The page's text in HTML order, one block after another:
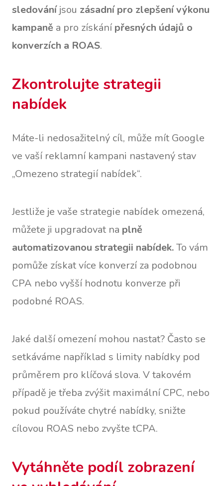
sledováníjsou zásadní pro zlepšení výkonu
kampaně a pro získání přesných údajů o
konverzích a ROAS.
Zkontrolujte strategii
nabídek
Máte-li nedosažitelný cíl, může mít Google
ve vaší reklamní kampani nastavený stav
„Omezeno strategií nabídek“.
Jestliže je vaše strategie nabídek omezená,
můžete ji upgradovat na plně
automatizovanou strategii nabídek.To vám
pomůže získat více konverzí za podobnou
CPA nebo vyšší hodnotu konverze při
podobné ROAS.
Jaké další omezení mohou nastat? Často se
setkáváme například s limity nabídky pod
průměrem pro klíčová slova. V takovém
případě je třeba zvýšit maximální CPC, nebo
pokud používáte chytré nabídky, snižte
cílovou ROAS nebo zvyšte tCPA.
Vytáhněte podíl zobrazení